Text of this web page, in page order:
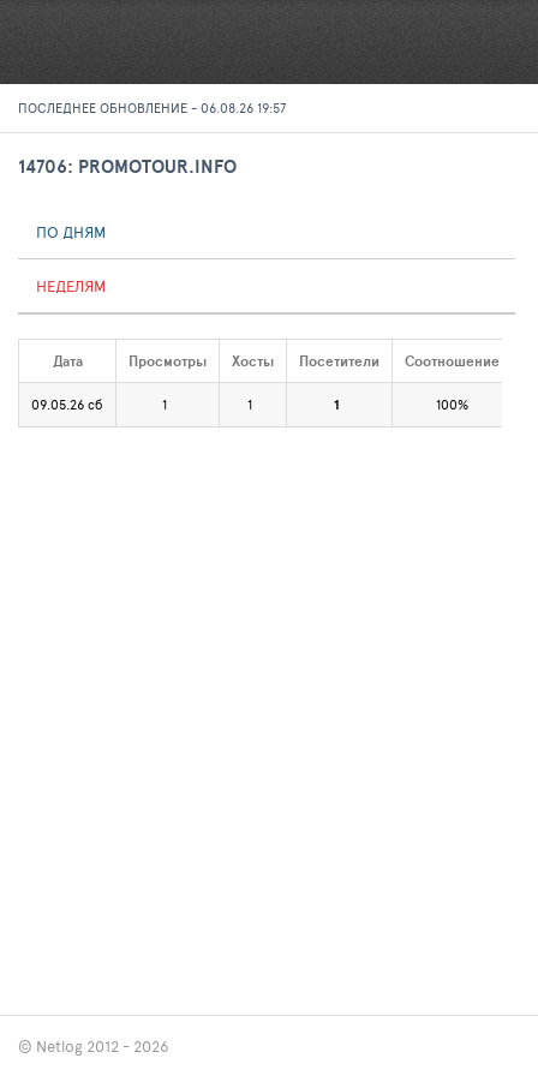
ПОСЛЕДНЕЕ ОБНОВЛЕНИЕ - 06.08.26 19:57
14706: PROMOTOUR.INFO
ПО ДНЯМ
НЕДЕЛЯМ
Дата Просмотры Хосты Посетители Соотношение
09.05.26 сб 1 1 1 100%
© Netlog 2012 - 2026